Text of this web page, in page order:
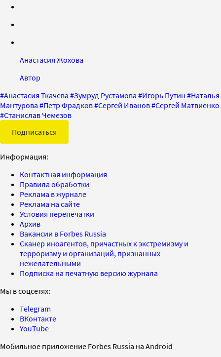
Анастасия Жохова
Автор
#Анастасия Ткачева #Зумруд Рустамова #Игорь Путин #Наталья
Мантурова #Петр Фрадков#Сергей Иванов#Сергей Матвиенко
#Станислав Чемезов
Подписаться
Информация:
Контактная информация
Правила обработки
Реклама в журнале
Реклама на сайте
Условия перепечатки
Архив
Вакансии в Forbes Russia
Сканер иноагентов, причастных к экстремизму и
терроризму и организаций, признанных
нежелательными
Подписка на печатную версию журнала
Мы в соцсетях:
Telegram
ВКонтакте
YouTube
Мобильное приложение Forbes Russia на Android